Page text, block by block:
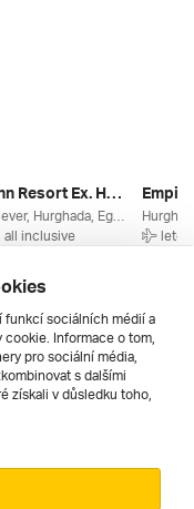
Rewaya Inn Resort Ex. Hawaii Paradise *****
all inclusive
funkcí sociálních médií a
cookie. Informace o tom,
pro sociální média,
s dalšími
získali v důsledku toho,